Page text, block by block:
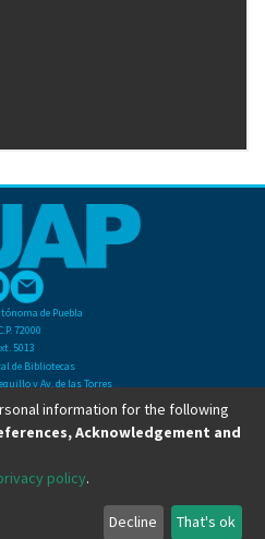
de Puebla
72000
5013
de Bibliotecas
y Av. de las Torres
Col. San Manuel
2295500 Ext 2901
de Bibliotecas - BUAP 2024. All right reserved.
information for the following
Acknowledgement and
policy.
Decline That's ok